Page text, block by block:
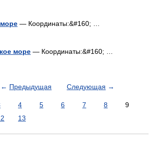
— Координаты:&#160; …
море — Координаты:&#160; …
← Предыдущая Следующая →
4 5 6 7 8
9
13